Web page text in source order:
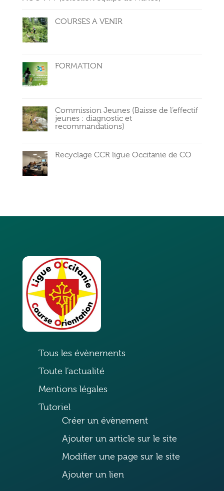
COURSES A VENIR
FORMATION
Commission Jeunes (Baisse de l’effectif
jeunes : diagnostic et
recommandations)
Recyclage CCR ligue Occitanie de CO
Tous les évènements
Toute l’actualité
Mentions légales
Tutoriel
Créer un évènement
Ajouter un article sur le site
Modifier une page sur le site
Ajouter un lien